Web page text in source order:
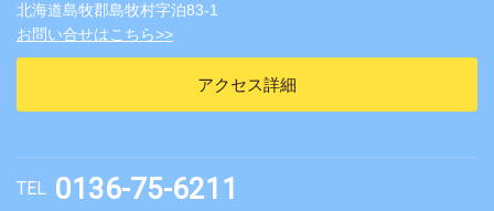
北海道島牧郡島牧村字泊83-1
お問い合せはこちら>>
アクセス詳細
TEL 0136-75-6211